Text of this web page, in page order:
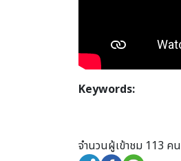
Keywords:
จำนวนผู้เข้าชม 113 คน